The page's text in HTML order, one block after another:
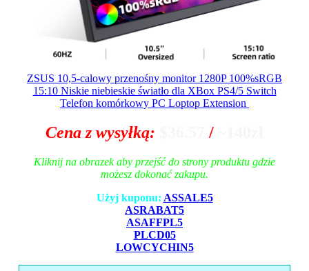
ZSUS 10,5-calowy przenośny monitor 1280P 100%sRGB
15:10 Niskie niebieskie światło dla XBox PS4/5 Switch
Telefon komórkowy PC Loptop Extension
Cena z wysyłką: /
Kliknij na obrazek aby przejść do strony produktu gdzie
możesz dokonać zakupu.
Użyj kuponu: ASSALE5
ASRABAT5
ASAFFPL5
PLCD05
LOWCYCHIN5